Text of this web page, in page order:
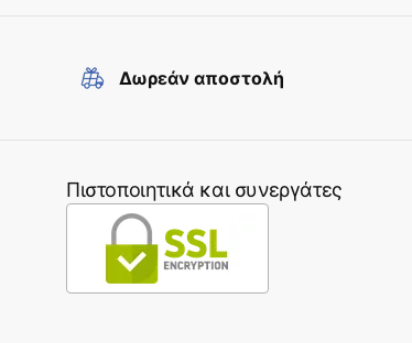
Δωρεάν αποστολή
Πιστοποιητικά και συνεργάτες